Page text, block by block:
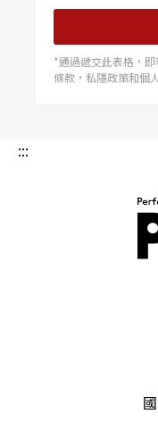
*通過遞交此表格，
條款，私隱政策和個
:::